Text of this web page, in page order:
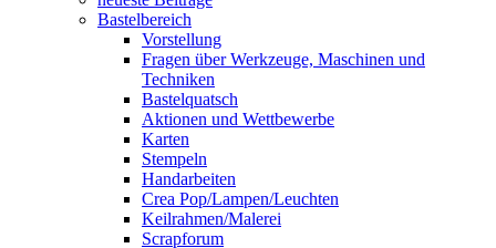
Bastelbereich
Vorstellung
Fragen über Werkzeuge, Maschinen und
Techniken
Bastelquatsch
Aktionen und Wettbewerbe
Karten
Stempeln
Handarbeiten
Crea Pop/Lampen/Leuchten
Keilrahmen/Malerei
Scrapforum